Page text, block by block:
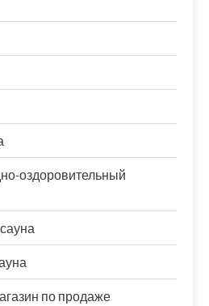
оздоровительный
по продаже